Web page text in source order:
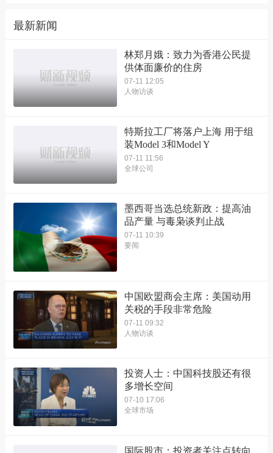
最新新闻
林郑月娥：致力为香港公民提
供体面廉价的住房
07-11 12:05
人物访谈
特斯拉工厂将落户上海 用于组
装Model 3和Model Y
07-11 11:56
全球公司
墨西哥当选总统新政：提高油
品产量 与毒枭谈判止战
07-11 10:39
要闻
中国欧盟商会主席：美国动用
关税的手段非常危险
07-11 09:32
人物访谈
投资人士：中国科技股还有很
多增长空间
07-10 17:06
全球市场
国际股市：投资者关注点转向